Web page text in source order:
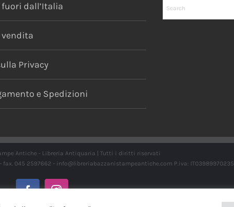
dall’Italia
Privacy
e Spedizioni
Antiche - Libreria Antiquaria | Tutti i diritti riservati
fax. 045 2597662 - info@libreriabazzanistampeantiche.com P.iva: IT03989970235